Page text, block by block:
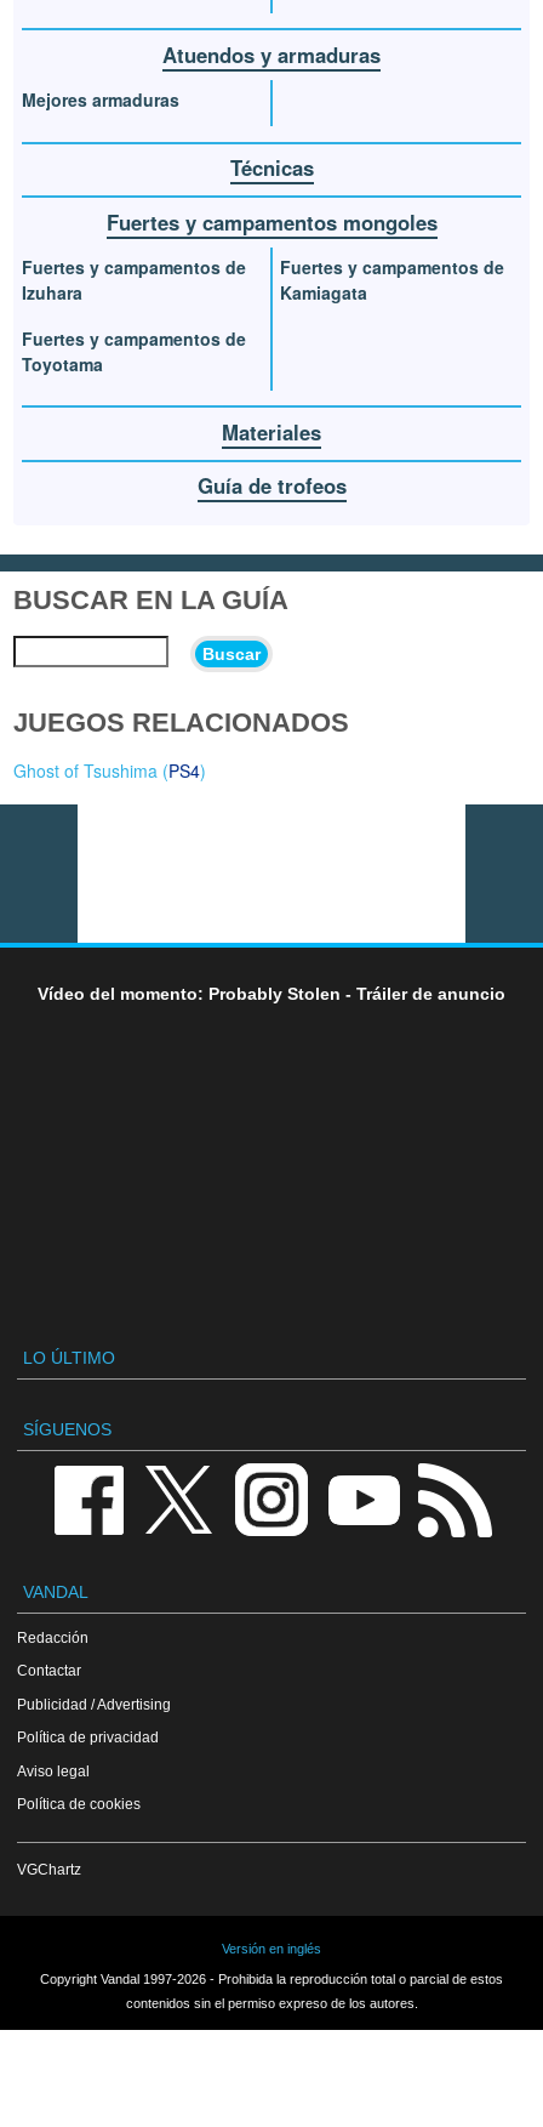
Atuendos y armaduras
Mejores armaduras
Técnicas
Fuertes y campamentos mongoles
Fuertes y campamentos de
Izuhara
Fuertes y campamentos de
Toyotama
Fuertes y campamentos de
Kamiagata
Materiales
Guía de trofeos
BUSCAR EN LA GUÍA
Buscar
JUEGOS RELACIONADOS
Ghost of Tsushima (PS4)
Vídeo del momento: Probably Stolen - Tráiler de anuncio
LO ÚLTIMO
SÍGUENOS
VANDAL
Redacción
Contactar
Publicidad / Advertising
Política de privacidad
Aviso legal
Política de cookies
VGChartz
Versión en inglés
Copyright Vandal 1997-2026 - Prohibida la reproducción total o parcial de estos
contenidos sin el permiso expreso de los autores.